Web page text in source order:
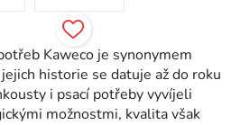
Kaweco je synonymem
historie se datuje až do roku
i psací potřeby vyvíjeli
možnostmi, kvalita však